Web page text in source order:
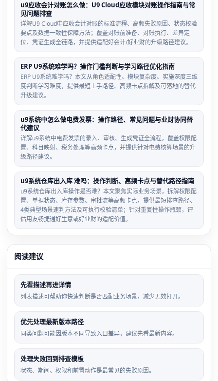
u9应收会计对账怎么做：U9 Cloud应收模块对账操作指南与常
见问题排查
详解U9 Cloud中应收会计对账的标准流程、高频失败原因、状态校验
要点及数据一致性保障方法；覆盖对账前准备、对账执行、差异定
位、凭证生成全链路，并提供适配好会计/好业财的升级路径建议。
ERP U9系统难学吗？操作门槛判断与学习路径优化指南
ERP U9系统难学吗？本文从角色适配性、模块复杂度、实施深度三维
度判断学习难度，提供最短上手路径、高频卡点拆解及可落地的替代
升级建议。
u9系统中怎么做电费发票：操作路径、常见问题与业财协同替
代建议
详解u9系统中电费发票的录入、审核、生成凭证全流程，覆盖权限配
置、科目映射、税务处理等高频卡点，并提供针对电费核算场景的升
级路径建议。
u9系统仓库出入库 难吗：操作判断、高频卡点与替代路径指南
u9系统仓库出入库操作是否难？本文聚焦实际业务场景，拆解权限配
置、单据状态、库存参数、审批流等高频卡点，提供最短排查路径、
4类典型场景速判方法及可执行校验清单；针对重复性操作瓶颈，评
估用友畅捷通好生意或好业财的适配价值。
阅读建议
先看描述再进详情
列表描述可帮助你快速判断是否匹配业务场景，减少无效打开。
优先处理最新版本路径
同类问题可能因版本不同导致入口差异，建议先看最新内容。
处理失败回到排查模板
状态、期间、权限和前置动作是最常见的失败原因。